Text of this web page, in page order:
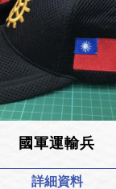
國軍運輸兵
詳細資料